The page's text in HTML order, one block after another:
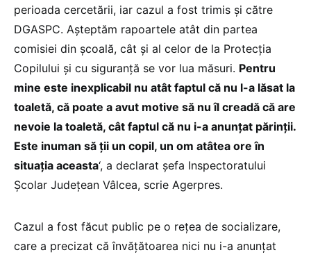
perioada cercetării, iar cazul a fost trimis şi către
DGASPC. Aşteptăm rapoartele atât din partea
comisiei din şcoală, cât şi al celor de la Protecţia
Copilului şi cu siguranţă se vor lua măsuri. Pentru
mine este inexplicabil nu atât faptul că nu l-a lăsat la
toaletă, că poate a avut motive să nu îl creadă că are
nevoie la toaletă, cât faptul că nu i-a anunţat părinţii.
Este inuman să ţii un copil, un om atâtea ore în
situaţia aceasta‘, a declarat şefa Inspectoratului
Şcolar Judeţean Vâlcea, scrie Agerpres.
Cazul a fost făcut public pe o reţea de socializare,
care a precizat că învățătoarea nici nu i-a anunţat